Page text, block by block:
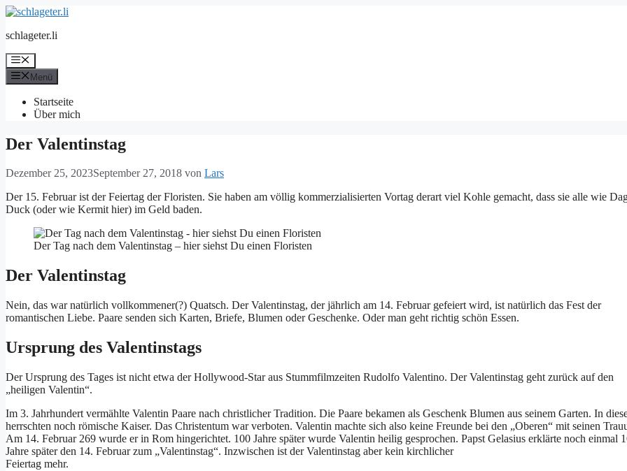
Zum
springen
schlageter.li
Menü
Menü
Startseite
Über mich
Der Valentinstag
Dezember 25, 2023September 27, 2018 von Lars
Der 15. Februar ist der Feiertag der Floristen. Sie haben am völlig kommerzialisierten Vortag derart viel Kohle gemacht, dass sie alle wie
Duck (oder wie Kermit hier) im Geld baden.
Der Tag nach dem Valentinstag – hier siehst Du einen Floristen
Der Valentinstag
Nein, das war natürlich vollkommener(?) Quatsch. Der Valentinstag, der jährlich am 14. Februar gefeiert wird, ist natürlich das Fest der
romantischen Liebe. Paare senden sich Karten, Briefe, Blumen oder Geschenke. Oder man geht richtig schön Essen.
Ursprung des Valentinstags
Der Ursprung des Tages ist nicht etwa der Hollywood-Star aus Stummfilmzeiten Rudolfo Valentino. Der Valentinstag geht zurück auf den
„heiligen Valentin“.
Im 3. Jahrhundert vermählte Valentin Paare nach christlicher Tradition. Die Paare bekamen als Geschenk Blumen aus seinem Garten. In
herrschten noch römische Kaiser. Das Christentum war verboten. Valentin machte sich also keine Freunde bei den „Oberen“ mit seinen
Am 14. Februar 269 wurde er in Rom hingerichtet. 100 Jahre später wurde Valentin heilig gesprochen. Papst Gelasius erklärte noch einmal
Jahre später den 14. Februar zum „Valentinstag“. Inzwischen ist der Valentinstag aber kein kirchlicher
Feiertag mehr.